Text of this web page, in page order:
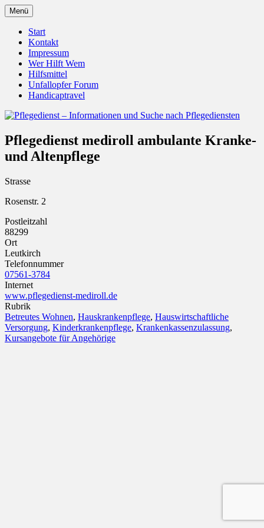
Zum
Inhalt
springen
Pflegedienst – Informationen
und Suche nach Pflegediensten
Unfallopfer – Hilfswerk
Menü
Start
Kontakt
Impressum
Wer Hilft Wem
Hilfsmittel
Unfallopfer Forum
Handicaptravel
Pflegedienst mediroll ambulante Kranke-
und Altenpflege
Strasse
Rosenstr. 2
Postleitzahl
88299
Ort
Leutkirch
Telefonnummer
07561-3784
Internet
www.pflegedienst-mediroll.de
Rubrik
Betreutes Wohnen, Hauskrankenpflege, Hauswirtschaftliche
Versorgung, Kinderkrankenpflege, Krankenkassenzulassung,
Kursangebote für Angehörige